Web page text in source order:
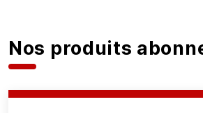
Nos produits